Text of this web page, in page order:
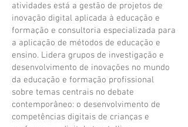
atividades está a gestão de projetos de
inovação digital aplicada à educação e
formação e consultoria especializada para
a aplicação de métodos de educação e
ensino. Lidera grupos de investigação e
desenvolvimento de inovações no mundo
da educação e formação profissional
sobre temas centrais no debate
contemporâneo: o desenvolvimento de
competências digitais de crianças e